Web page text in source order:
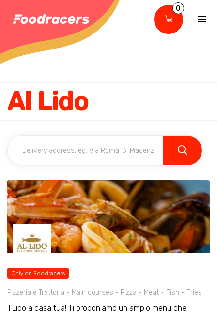
0
Al Lido
Only on Foodracers
Pizzeria e Trattoria Main courses Pizza Meat Fish Fries
Il Lido a casa tua! Ti proponiamo un ampio menu che